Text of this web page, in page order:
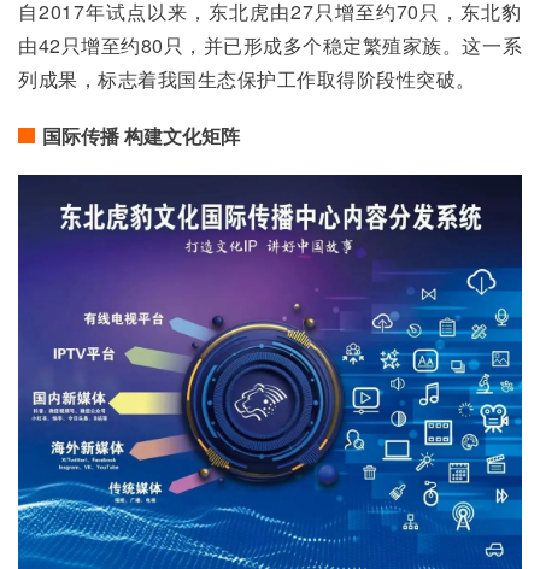
自2017年试点以来，东北虎由27只增至约70只，东北豹
由42只增至约80只，并已形成多个稳定繁殖家族。这一系
列成果，标志着我国生态保护工作取得阶段性突破。
国际传播 构建文化矩阵